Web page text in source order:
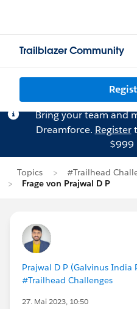
Trailblazer Community
Bring your team and
Dreamforce. Register
$999
Topics
#Trailhead
Frage von Prajwal D P
Prajwal D P (Galvinus India
#Trailhead Challenges
27. Mai 2023, 10:50